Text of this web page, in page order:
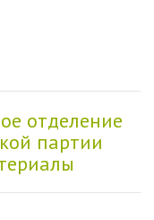
отделение
партии